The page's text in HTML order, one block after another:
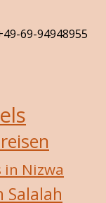
69-94948955
in Nizwa
Salalah